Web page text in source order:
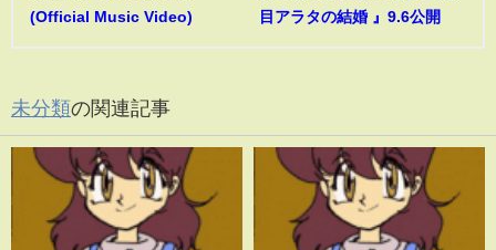
(Official Music Video)
目アラタの結婚 』9.6公開
未分類の関連記事